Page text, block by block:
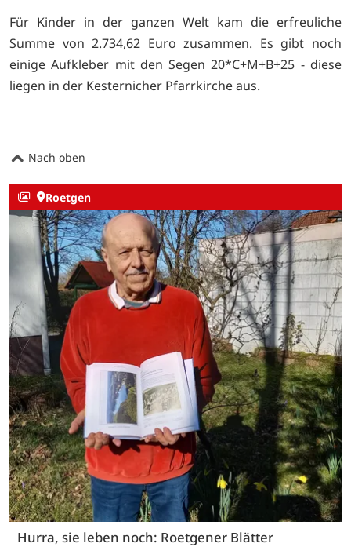
Für Kinder in der ganzen Welt kam die erfreuliche
Summe von 2.734,62 Euro zusammen. Es gibt noch
einige Aufkleber mit den Segen 20*C+M+B+25 - diese
liegen in der Kesternicher Pfarrkirche aus.
Nach oben
Roetgen
Hurra, sie leben noch: Roetgener Blätter